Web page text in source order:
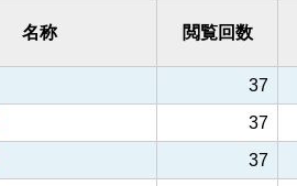
名称 閲覧回数
37
37
37